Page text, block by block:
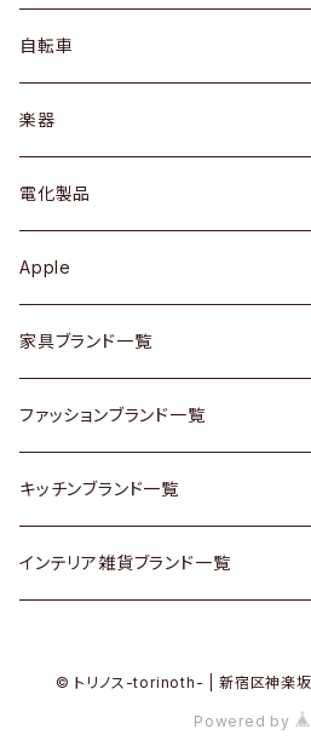
ドレッサー
シェルフ
キュリオケース / 飾り棚
カップボード / 食器棚
チェスト
その他家具
Vintageヴィンテージ / Antiqueアンテ
Designers / デザイナーズ
アウター
トップス
ワンピース
ボトムス
靴
スカーフ
腕時計
Vintage / ヴィンテージ
プレート / ボウル
カトラリー
ケトル / ティーポット
鍋 / フライパン
Vintage / ヴィンテージ
銀製品
和物 / 作家物
その他キッチン雑貨
自転車
dahon
楽器
ギター
ベース
その他楽器
電化製品
Apple
家具ブランド一覧
ACME Furniture / アクメ ファニチャー
ACTUS / アクタス
arflex / アルフレックス
ファッションブランド一覧
agnes b / アニエス ベー
BALLY / バリー
キッチンブランド一覧
ARABIA / アラビア
インテリア雑貨ブランド一覧
© トリノス-torinoth- | 新宿区神楽坂
Powered by